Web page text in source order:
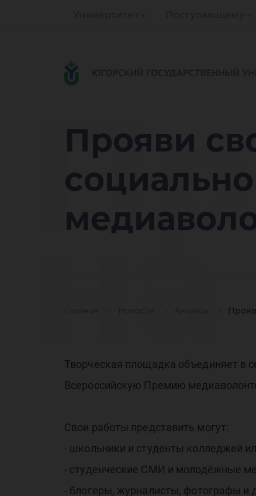
Прояви
Творческая площадка объединяет в
Всероссийскую Премию
Свои работы представить могут:
- школьники и студенты колледжей
- студенческие СМИ и молодёжные
- блогеры, журналисты, фотографы и